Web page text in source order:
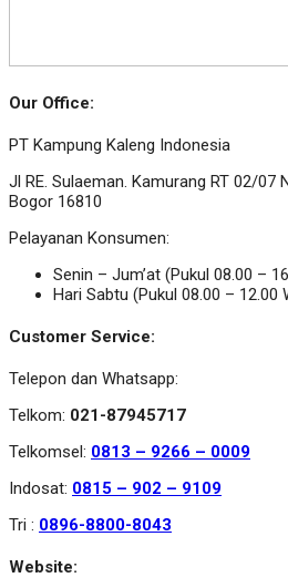
Our Office:
PT Kampung Kaleng Indonesia
Jl RE. Sulaeman. Kamurang RT 02/07
Bogor 16810
Pelayanan Konsumen:
Senin – Jum’at (Pukul 08.00 –
Hari Sabtu (Pukul 08.00 – 12.00
Customer Service:
Telepon dan Whatsapp:
Telkom: 021-87945717
Telkomsel: 0813 – 9266 – 0009
Indosat: 0815 – 902 – 9109
Tri : 0896-8800-8043
Website: